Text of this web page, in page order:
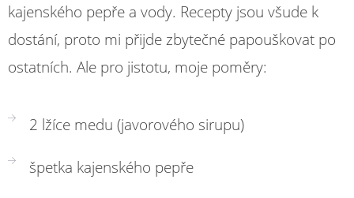
kajenského pepře a vody. Recepty jsou všude k
dostání, proto mi přijde zbytečné papouškovat po
ostatních. Ale pro jistotu, moje poměry:
2 lžíce medu (javorového sirupu)
špetka kajenského pepře